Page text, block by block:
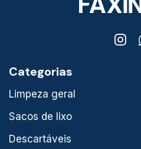
Categorias
Limpeza geral
Sacos de lixo
Descartáveis